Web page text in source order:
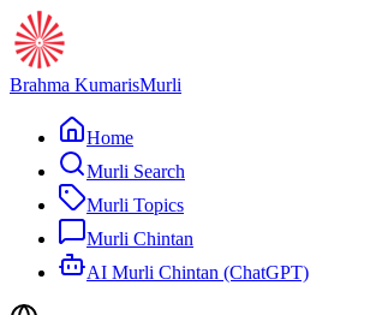
Brahma KumarisMurli
Home
Murli Search
Murli Topics
Murli Chintan
AI Murli Chintan (ChatGPT)